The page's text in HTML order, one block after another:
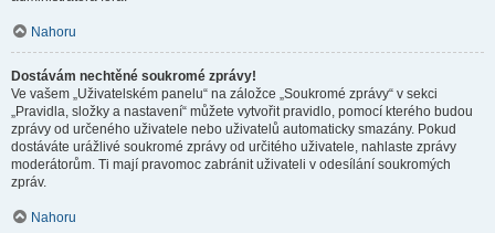
Nahoru
Dostávám nechtěné soukromé zprávy!
Ve vašem „Uživatelském panelu“ na záložce „Soukromé zprávy“ v sekci
„Pravidla, složky a nastavení“ můžete vytvořit pravidlo, pomocí kterého budou
zprávy od určeného uživatele nebo uživatelů automaticky smazány. Pokud
dostáváte urážlivé soukromé zprávy od určitého uživatele, nahlaste zprávy
moderátorům. Ti mají pravomoc zabránit uživateli v odesílání soukromých
zpráv.
Nahoru